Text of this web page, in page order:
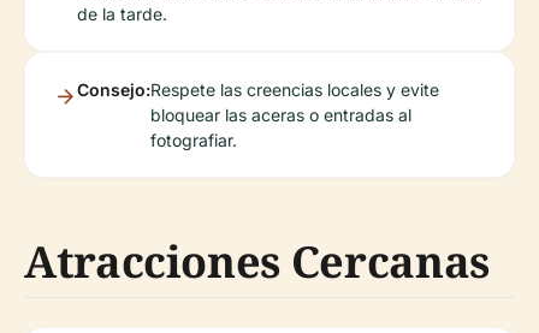
de la tarde.
Consejo:Respete las creencias locales y evite
bloquear las aceras o entradas al
fotografiar.
Atracciones Cercanas